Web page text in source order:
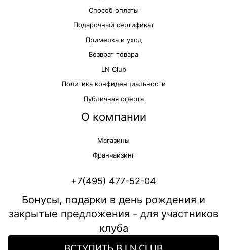
Способ оплаты
Подарочный сертификат
Примерка и уход
Возврат товара
LN Club
Политика конфиденциальности
Публичная оферта
О компании
Магазины
Франчайзинг
+7(495) 477-52-04
Бонусы, подарки в день рождения и
закрытые предложения - для участников
клуба